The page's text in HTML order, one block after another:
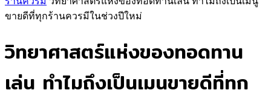
ขายดีที่ทุกร้านควรมีในช่วงปีใหม่
วิทยาศาสตร์แห่งของทอดทาน
เล่น ทำไมถึงเป็นเมนูขายดีที่ทุก